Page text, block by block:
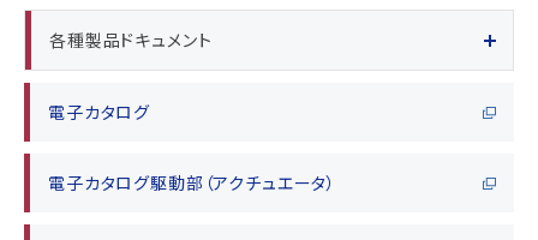
各種製品ドキュメント
電子カタログ
電子カタログ駆動部（アクチュエータ）